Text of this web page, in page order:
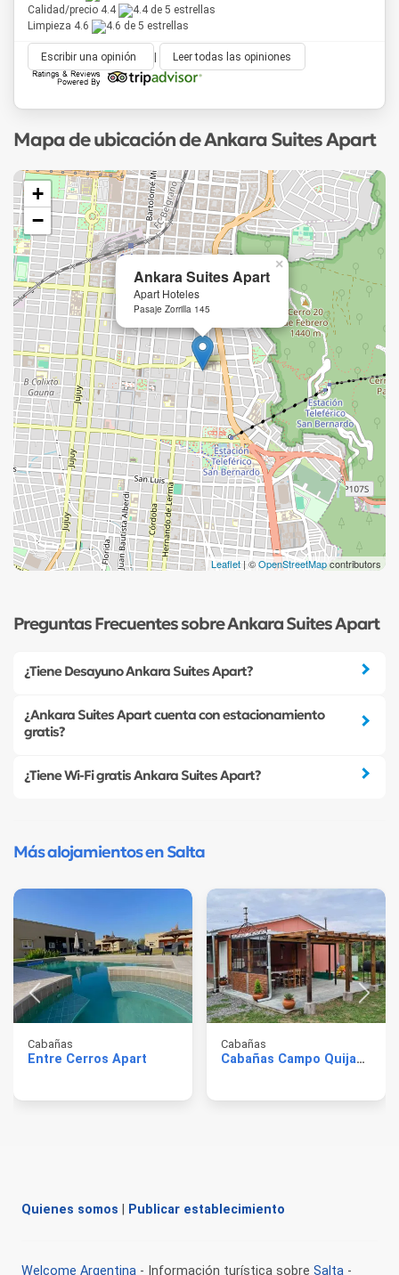
Calidad/precio 4.4
Limpieza 4.6
Escribir una opinión Leer todas las opiniones
Mapa de ubicación de Ankara Suites Apart
Ankara Suites Apart
Apart Hoteles
Pasaje Zorrilla 145
×
+
−
Leaflet | ©OpenStreetMapcontributors
Preguntas Frecuentes sobre Ankara Suites Apart
¿Tiene Desayuno Ankara Suites Apart?
¿Ankara Suites Apart cuenta con estacionamiento
gratis?
¿Tiene Wi-Fi gratis Ankara Suites Apart?
Más alojamientos en Salta
Cabañas
Entre Cerros Apart
Cabañas
Cabañas Campo Quijano
Quienes somos Publicar establecimiento
Welcome Argentina - Información turística sobre Salta -